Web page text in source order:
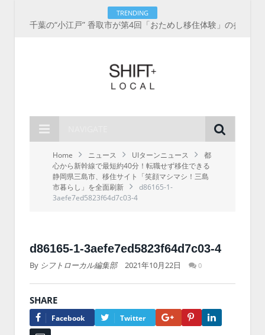
TRENDING
Home ニュース UIターンニュース
都
心から新幹線で最短約40分！転職せず移住できる
静岡県三島市、移住サイト「笑顔マシマシ！三島
市暮らし」を全面刷新
d86165-1-
3aefe7ed5823f64d7c03-4
d86165-1-3aefe7ed5823f64d7c03-4
By シフトローカル編集部 2021年10月22日 0
SHARE
Facebook Twitter Google+Pinterest